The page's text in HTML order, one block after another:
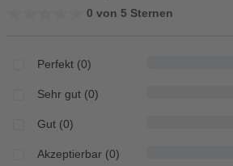
0 von 5 Sternen
Perfekt (0)
Sehr gut (0)
Gut (0)
Akzeptierbar (0)